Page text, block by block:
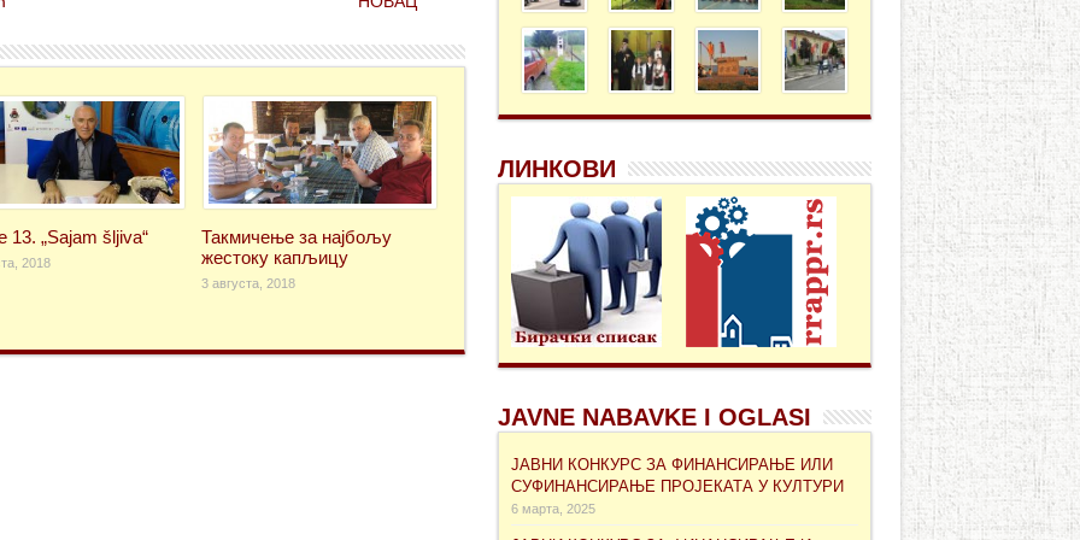
13. „Sajam šljiva“
2018
Такмичење за најбољу
жестоку капљицу
3 августа, 2018
ЛИНКОВИ
JAVNE NABAVKE I OGLASI
ЈАВНИ КОНКУРС ЗА ФИНАНСИРАЊЕ ИЛИ
СУФИНАНСИРАЊЕ ПРОЈЕКАТА У КУЛТУРИ
6 марта, 2025